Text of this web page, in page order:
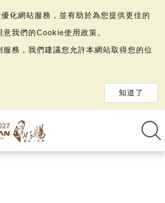
化網站服務，並有助於為您提供更佳的
我們的Cookie使用政策。
務，我們建議您允許本網站取得您的位
知道了